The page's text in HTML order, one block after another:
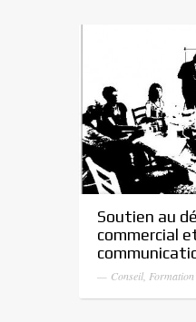
Soutien au
commercial
— Conseil, Formation